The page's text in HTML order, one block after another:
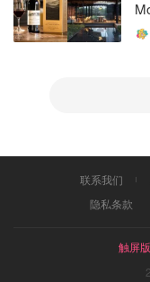
联系我们
隐私条款
触屏版